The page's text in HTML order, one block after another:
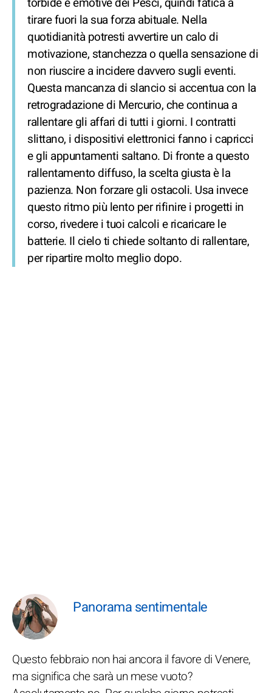
tirare fuori la sua forza abituale. Nella
quotidianità potresti avvertire un calo di
motivazione, stanchezza o quella sensazione di
non riuscire a incidere davvero sugli eventi.
Questa mancanza di slancio si accentua con la
retrogradazione di Mercurio, che continua a
rallentare gli affari di tutti i giorni. I contratti
slittano, i dispositivi elettronici fanno i capricci
e gli appuntamenti saltano. Di fronte a questo
rallentamento diffuso, la scelta giusta è la
pazienza. Non forzare gli ostacoli. Usa invece
questo ritmo più lento per rifinire i progetti in
corso, rivedere i tuoi calcoli e ricaricare le
batterie. Il cielo ti chiede soltanto di rallentare,
per ripartire molto meglio dopo.
Panorama sentimentale
Questo febbraio non hai ancora il favore di Venere,
ma significa che sarà un mese vuoto?